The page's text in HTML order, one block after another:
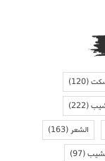
(120)
(222)
الشعر(163)
(97)